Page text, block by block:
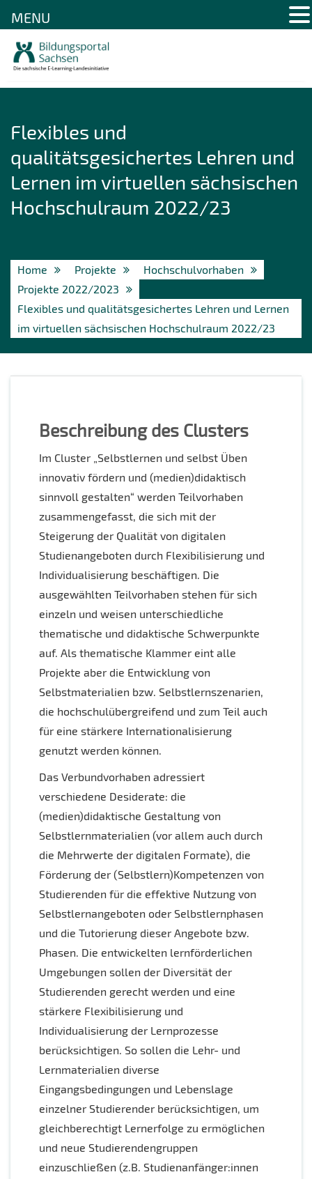
Flexibles und
qualitätsgesichertes Lehren und
Lernen im virtuellen sächsischen
Hochschulraum 2022/23
Home Projekte
Hochschulvorhaben
Projekte 2022/2023
Flexibles und qualitätsgesichertes Lehren und Lernen
im virtuellen sächsischen Hochschulraum 2022/23
Beschreibung des Clusters
Im Cluster „Selbstlernen und selbst Üben
innovativ fördern und (medien)didaktisch
sinnvoll gestalten“ werden Teilvorhaben
zusammengefasst, die sich mit der
Steigerung der Qualität von digitalen
Studienangeboten durch Flexibilisierung und
Individualisierung beschäftigen. Die
ausgewählten Teilvorhaben stehen für sich
einzeln und weisen unterschiedliche
thematische und didaktische Schwerpunkte
auf. Als thematische Klammer eint alle
Projekte aber die Entwicklung von
Selbstmaterialien bzw. Selbstlernszenarien,
die hochschulübergreifend und zum Teil auch
für eine stärkere Internationalisierung
genutzt werden können.
Das Verbundvorhaben adressiert
verschiedene Desiderate: die
(medien)didaktische Gestaltung von
Selbstlernmaterialien (vor allem auch durch
die Mehrwerte der digitalen Formate), die
Förderung der (Selbstlern)Kompetenzen von
Studierenden für die effektive Nutzung von
Selbstlernangeboten oder Selbstlernphasen
und die Tutorierung dieser Angebote bzw.
Phasen. Die entwickelten lernförderlichen
Umgebungen sollen der Diversität der
Studierenden gerecht werden und eine
stärkere Flexibilisierung und
Individualisierung der Lernprozesse
berücksichtigen. So sollen die Lehr- und
Lernmaterialien diverse
Eingangsbedingungen und Lebenslage
einzelner Studierender berücksichtigen, um
gleichberechtigt Lernerfolge zu ermöglichen
und neue Studierendengruppen
einzuschließen (z.B. Studienanfänger:innen
MENU